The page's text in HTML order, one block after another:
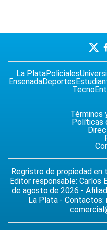
La PlataPoliciales
EnsenadaDeportes
Tecno
Términos
Políticas
Regristro de propiedad en
Editor responsable: Carlos
de agosto de 2026 -
La Plata - Contactos: